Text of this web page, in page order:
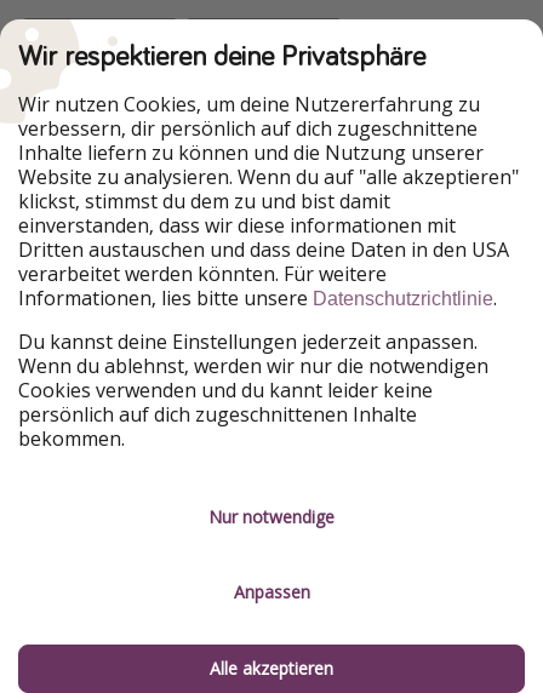
Urlaubspiraten ist Teil der HolidayPirates Group
Unsere Märkte
PiratinViaggio
HolidayPirates
VakantiePiraten
WakacyjniPiraci
VoyagesPirates
Ferienpiraten
Urlaubspiraten
ViajerosPiratas
TravelPirates
HolidayPirates Group
Lerne uns kennen
Über uns
Nachhaltigkeit
Rechtliches
Kontakt
Service-Kontrolle
Wir respektieren deine Privatsphäre
Wir nutzen Cookies, um deine Nutzererfahrung zu
verbessern, dir persönlich auf dich zugeschnittene
Inhalte liefern zu können und die Nutzung unserer
Website zu analysieren. Wenn du auf "alle akzeptieren"
klickst, stimmst du dem zu und bist damit
einverstanden, dass wir diese informationen mit
Dritten austauschen und dass deine Daten in den USA
verarbeitet werden könnten. Für weitere
Informationen, lies bitte unsere Datenschutzrichtlinie.
Du kannst deine Einstellungen jederzeit anpassen.
Wenn du ablehnst, werden wir nur die notwendigen
Cookies verwenden und du kannt leider keine
persönlich auf dich zugeschnittenen Inhalte
bekommen.
Nur notwendige
Anpassen
Alle akzeptieren